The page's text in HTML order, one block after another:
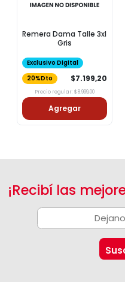
Remera Dama Talle 3xl
Gris
Exclusivo Digital
20%Dto
$7.199,20
Precio regular: $8.999,00
Agregar
¡Recibí las